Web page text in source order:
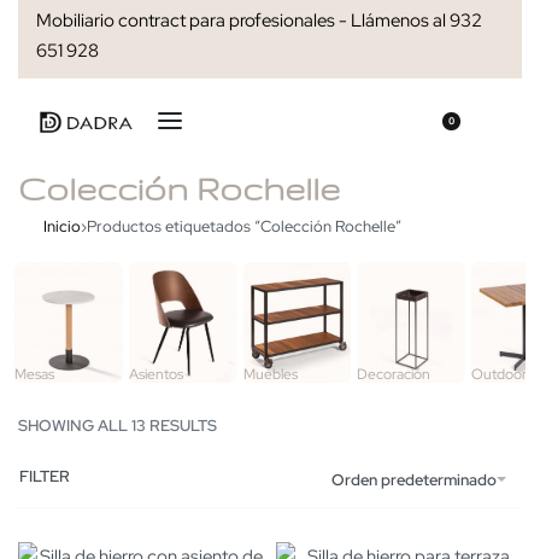
Mobiliario contract para profesionales - Llámenos al 932
651 928
0
Colección Rochelle
Inicio›Productos etiquetados “Colección Rochelle”
Mesas Asientos Muebles Decoración Outdoor
SHOWING ALL 13 RESULTS
Orden predeterminado
FILTER